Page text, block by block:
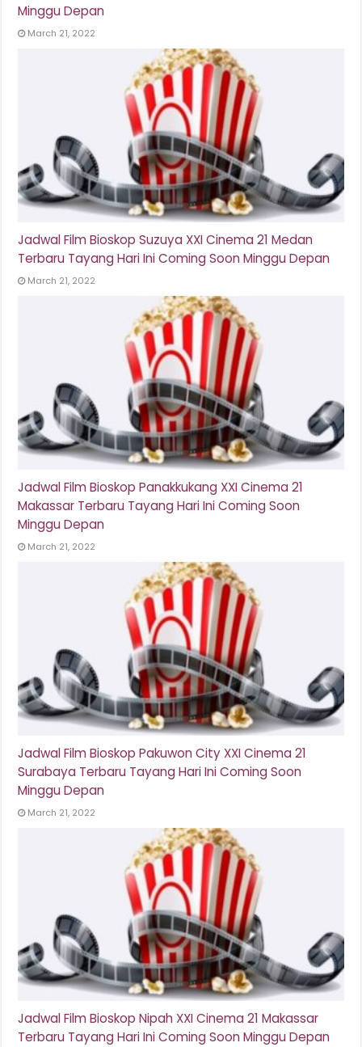
Minggu Depan
March 21, 2022
Jadwal Film Bioskop Suzuya XXI Cinema 21 Medan
Terbaru Tayang Hari Ini Coming Soon Minggu Depan
March 21, 2022
Jadwal Film Bioskop Panakkukang XXI Cinema 21
Makassar Terbaru Tayang Hari Ini Coming Soon
Minggu Depan
March 21, 2022
Jadwal Film Bioskop Pakuwon City XXI Cinema 21
Surabaya Terbaru Tayang Hari Ini Coming Soon
Minggu Depan
March 21, 2022
Jadwal Film Bioskop Nipah XXI Cinema 21 Makassar
Terbaru Tayang Hari Ini Coming Soon Minggu Depan